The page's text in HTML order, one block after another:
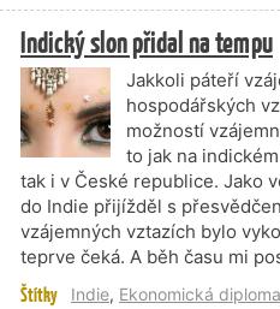
Indický slon přidal na tempu
Jakkoli páteří
hospodářských
možností
to jak na
tak i v České republice. Jako
do Indie přijížděl s
vzájemných vztazích bylo
teprve čeká. A běh času mi
Štítky Indie, Ekonomická